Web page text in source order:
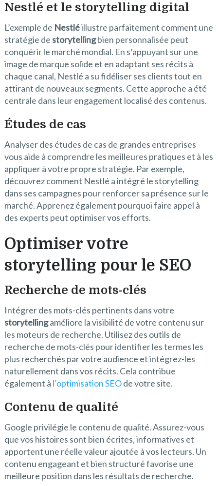
Nestlé et le storytelling digital
L’exemple de Nestléillustre parfaitement comment une
stratégie destorytellingbien personnalisée peut
conquérir le marché mondial. En s’appuyant sur une
image de marque solide et en adaptant ses récits à
chaque canal, Nestlé a su fidéliser ses clients tout en
attirant de nouveaux segments. Cette approche a été
centrale dans leur engagement localisé des contenus.
Études de cas
Analyser des études de cas de grandes entreprises
vous aide à comprendre les meilleures pratiques et à les
appliquer à votre propre stratégie. Par exemple,
découvrez comment Nestlé a intégré le storytelling
dans ses campagnes pour renforcer sa présence sur le
marché. Apprenez également pourquoi faire appel à
des experts peut optimiser vos efforts.
Optimiser votre
storytelling pour le SEO
Recherche de mots-clés
Intégrer des mots-clés pertinents dans votre
storytellingaméliore la visibilité de votre contenu sur
les moteurs de recherche. Utilisez des outils de
recherche de mots-clés pour identifier les termes les
plus recherchés par votre audience et intégrez-les
naturellement dans vos récits. Cela contribue
également à l’optimisation SEOde votre site.
Contenu de qualité
Google privilégie le contenu de qualité. Assurez-vous
que vos histoires sont bien écrites, informatives et
apportent une réelle valeur ajoutée à vos lecteurs. Un
contenu engageant et bien structuré favorise une
meilleure position dans les résultats de recherche.